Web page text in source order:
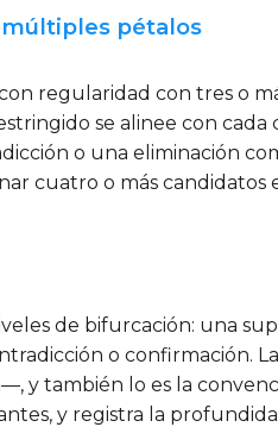
múltiples pétalos
regularidad con tres o
se alinee con
o una eliminación
cuatro o más
de bifurcación: una
o confirmación.
y también lo es la
y registra la